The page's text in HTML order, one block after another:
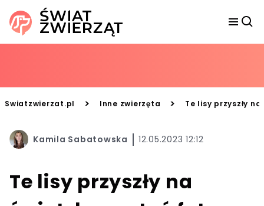
Swiatzwierzat.pl > Inne zwierzęta > Te lisy przyszły
Kamila Sabatowska 12.05.2023 12:12
Te lisy przyszły na